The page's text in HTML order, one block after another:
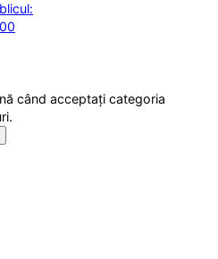
când acceptați categoria